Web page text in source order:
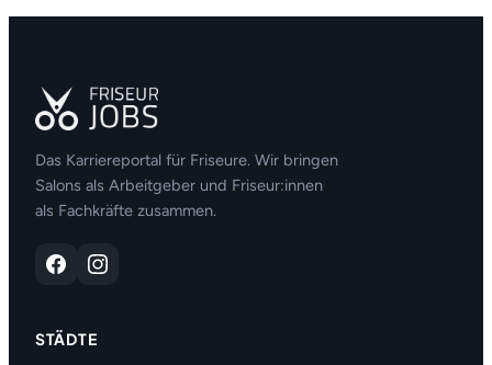
Das Karriereportal für Friseure. Wir bringen
Salons als Arbeitgeber und Friseur:innen
als Fachkräfte zusammen.
STÄDTE